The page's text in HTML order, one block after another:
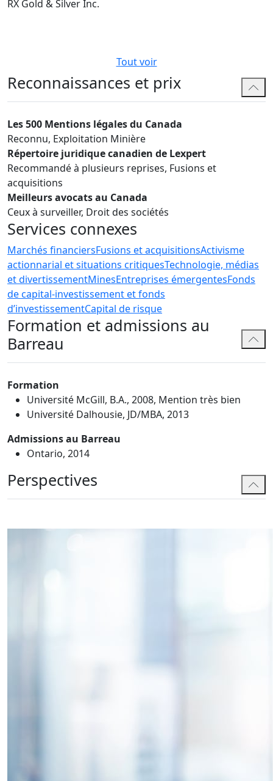
RX Gold & Silver Inc.
Tout voir
Reconnaissances et prix
Les 500 Mentions légales du Canada
Reconnu, Exploitation Minière
Répertoire juridique canadien de Lexpert
Recommandé à plusieurs reprises, Fusions et
acquisitions
Meilleurs avocats au Canada
Ceux à surveiller, Droit des sociétés
Services connexes
Marchés financiersFusions et acquisitionsActivisme
actionnarial et situations critiquesTechnologie, médias
et divertissementMinesEntreprises émergentesFonds
de capital-investissement et fonds
d’investissementCapital de risque
Formation et admissions au
Barreau
Formation
Université McGill, B.A., 2008, Mention très bien
Université Dalhousie, JD/MBA, 2013
Admissions au Barreau
Ontario, 2014
Perspectives